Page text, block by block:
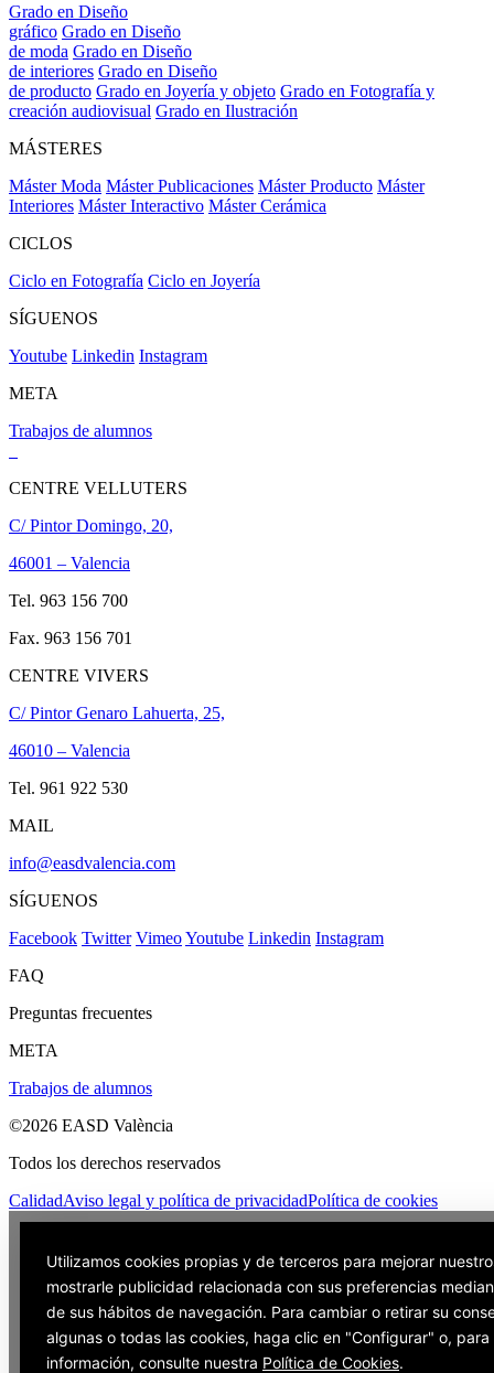
Grado en Diseño
gráfico Grado en Diseño
de moda Grado en Diseño
de interiores Grado en Diseño
de producto Grado en Joyería y objeto Grado en Fotografía y
creación audiovisual Grado en Ilustración
MÁSTERES
Máster Moda Máster Publicaciones Máster Producto Máster
Interiores Máster Interactivo Máster Cerámica
CICLOS
Ciclo en Fotografía Ciclo en Joyería
SÍGUENOS
Youtube Linkedin Instagram
META
Trabajos de alumnos
CENTRE VELLUTERS
C/ Pintor Domingo, 20,
46001 – Valencia
Tel. 963 156 700
Fax. 963 156 701
CENTRE VIVERS
C/ Pintor Genaro Lahuerta, 25,
46010 – Valencia
Tel. 961 922 530
MAIL
info@easdvalencia.com
SÍGUENOS
Facebook Twitter VimeoYoutube Linkedin Instagram
FAQ
Preguntas frecuentes
META
Trabajos de alumnos
©2026 EASD València
Todos los derechos reservados
CalidadAviso legal y política de privacidadPolítica de cookies
Utilizamos cookies propias y de terceros para mejorar
mostrarle publicidad relacionada con sus preferencias
de sus hábitos de navegación. Para cambiar o retirar su
algunas o todas las cookies, haga clic en "Configurar" o, para
información, consulte nuestra Política de Cookies.